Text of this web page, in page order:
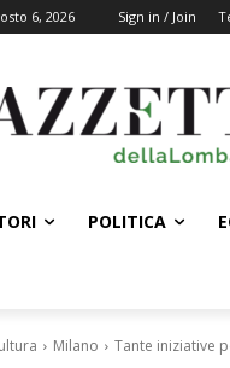
6, 2026 Sign in / Join
POLITICA
Milano Tante iniziative